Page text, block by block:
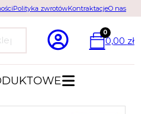
Polityka zwrotówKontraktacjeO nas
0
0,00 zł